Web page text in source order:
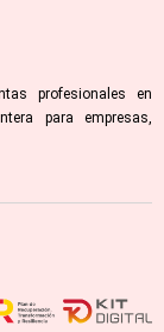
profesionales en
para empresas,